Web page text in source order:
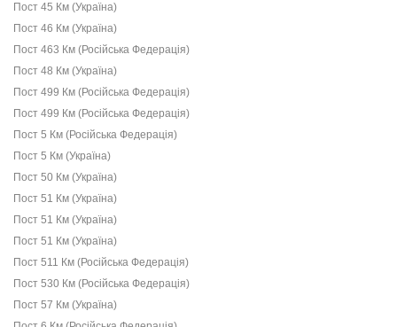
Пост 45 Км (Україна)
Пост 46 Км (Україна)
Пост 463 Км (Російська Федерація)
Пост 48 Км (Україна)
Пост 499 Км (Російська Федерація)
Пост 499 Км (Російська Федерація)
Пост 5 Км (Російська Федерація)
Пост 5 Км (Україна)
Пост 50 Км (Україна)
Пост 51 Км (Україна)
Пост 51 Км (Україна)
Пост 51 Км (Україна)
Пост 511 Км (Російська Федерація)
Пост 530 Км (Російська Федерація)
Пост 57 Км (Україна)